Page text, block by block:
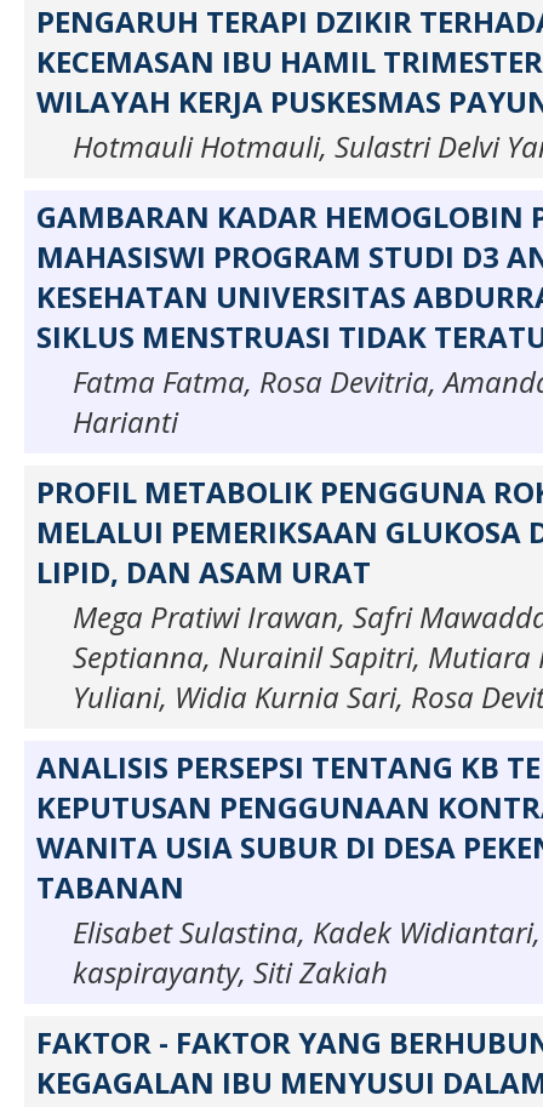
PENGARUH TERAPI DZIKIR
KECEMASAN IBU HAMIL
WILAYAH KERJA PUSKESMAS
Hotmauli Hotmauli, Sulastri Delvi
GAMBARAN KADAR HEMOGLOBIN
MAHASISWI PROGRAM STUDI D3
KESEHATAN UNIVERSITAS
SIKLUS MENSTRUASI TIDAK
Fatma Fatma, Rosa Devitria,
Harianti
PROFIL METABOLIK PENGGUNA
MELALUI PEMERIKSAAN GLUKOSA
LIPID, DAN ASAM URAT
Mega Pratiwi Irawan, Safri
Septianna, Nurainil Sapitri, Mutiara
Yuliani, Widia Kurnia Sari, Rosa
ANALISIS PERSEPSI TENTANG KB
KEPUTUSAN PENGGUNAAN
WANITA USIA SUBUR DI DESA
TABANAN
Elisabet Sulastina, Kadek
kaspirayanty, Siti Zakiah
FAKTOR - FAKTOR YANG
KEGAGALAN IBU MENYUSUI